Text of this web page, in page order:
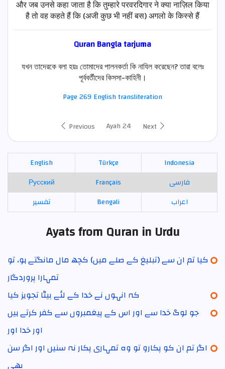
और जब उनसे कहा जाता है कि तुम्हारे परवरदिगार ने क्या नाज़िल किया
है तो वह कहते हैं कि (अजी कुछ भी नहीं बस) अगलो के किस्से हैं
Quran Bangla tarjuma
যখন তাদেরকে বলা হয়ঃ তোমাদের পালনকর্তা কি নাযিল করেছেন? তারা বলেঃ
পূর্ববর্তীদের কিসসা-কাহিনী।
Page 269 English transliteration
Previous Ayah 24 Next
English Türkçe
Indonesia
Русский
Français
فارسی
تفسير
Bengali اعراب
Ayats from Quran in Urdu
کیا تم ان سے (تبلیغ کے صلے میں) کچھ مال مانگتے ہو، تو
تمہارا پروردگار
کہ انہوں نے خدا کے لئے بیٹا تجویز کیا
جو لوگ خدا سے اور اس کے پیغمبروں سے کفر کرتے ہیں
اور خدا اور
اگر تم ان کو پکارو تو وہ تمہاری پکار نہ سنیں اور اگر سن
بھی